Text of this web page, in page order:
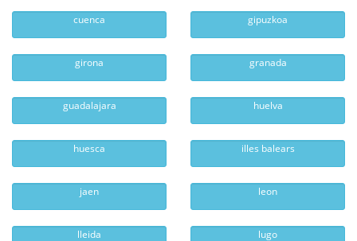
cuenca gipuzkoa
girona granada
guadalajara huelva
huesca illes balears
jaen leon
lleida lugo